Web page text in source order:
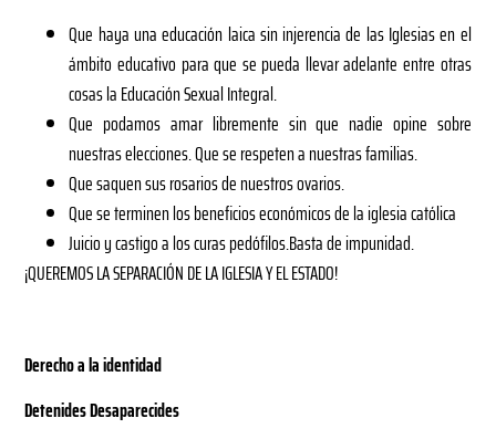
Que haya una educación laica sin injerencia de las Iglesias en el
ámbito educativo para que se pueda llevar adelante entre otras
cosas la Educación Sexual Integral.
Que podamos amar libremente sin que nadie opine sobre
nuestras elecciones. Que se respeten a nuestras familias.
Que saquen sus rosarios de nuestros ovarios.
Que se terminen los beneficios económicos de la iglesia católica
Juicio y castigo a los curas pedófilos.Basta de impunidad.
¡QUEREMOS LA SEPARACIÓN DE LA IGLESIA Y EL ESTADO!
Derecho a la identidad
Detenides Desaparecides